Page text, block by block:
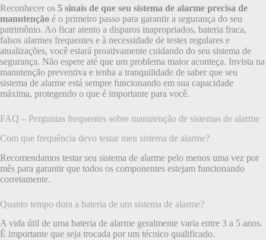
Reconhecer os 5 sinais de que seu sistema de alarme precisa de
manutenção é o primeiro passo para garantir a segurança do seu
patrimônio. Ao ficar atento a disparos inapropriados, bateria fraca,
falsos alarmes frequentes e à necessidade de testes regulares e
atualizações, você estará proativamente cuidando do seu sistema de
segurança. Não espere até que um problema maior aconteça. Invista na
manutenção preventiva e tenha a tranquilidade de saber que seu
sistema de alarme está sempre funcionando em sua capacidade
máxima, protegendo o que é importante para você.
FAQ – Perguntas frequentes sobre manutenção de sistemas de alarme
Com que frequência devo testar meu sistema de alarme?
Recomendamos testar seu sistema de alarme pelo menos uma vez por
mês para garantir que todos os componentes estejam funcionando
corretamente.
Quanto tempo dura a bateria de um sistema de alarme?
A vida útil de uma bateria de alarme geralmente varia entre 3 a 5 anos.
É importante que seja trocada por um técnico qualificado.